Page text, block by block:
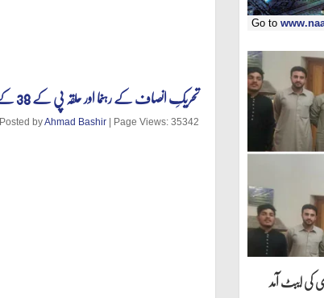
تحریکِ انصاف کے رہنما اور حلقہ پی کے 38 کے امیدوار سجاد اکبر خان جبڑیاں میں عوام سے خطاب کر رہے ہیں۔
Posted byAhmad Bashir | Page Views: 35342
Go to
کی ایبٹ آمد